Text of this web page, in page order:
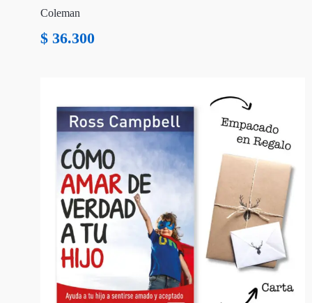
Coleman
$ 36.300